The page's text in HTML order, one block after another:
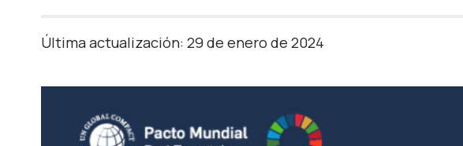
Última actualización: 29 de enero de 2024